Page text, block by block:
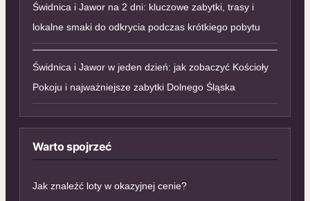
Świdnica i Jawor na 2 dni: kluczowe zabytki, trasy i
lokalne smaki do odkrycia podczas krótkiego pobytu
Świdnica i Jawor w jeden dzień: jak zobaczyć Kościoły
Pokoju i najważniejsze zabytki Dolnego Śląska
Warto spojrzeć
Jak znaleźć loty w okazyjnej cenie?